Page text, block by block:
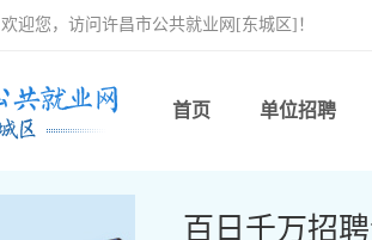
欢迎您，访问许昌市公共就业网[东城区]！
首页 单位招聘
百日千万招